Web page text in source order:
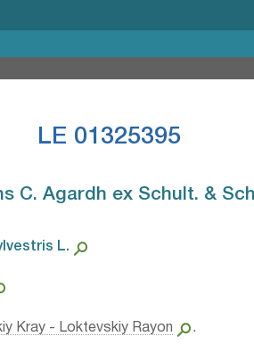
LE 01325395
C. Agardh ex Schult. &
L.⁣
Kray - Loktevskiy Rayon .